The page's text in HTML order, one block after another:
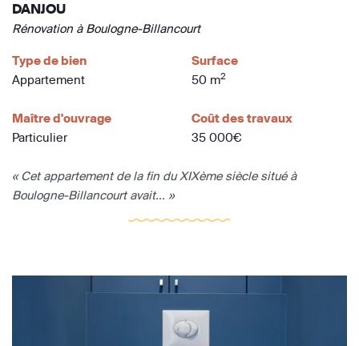
DANJOU
Rénovation à Boulogne-Billancourt
Type de bien
Appartement
Surface
50 m2
Maître d'ouvrage
Particulier
Coût des travaux
35 000€
« Cet appartement de la fin du XIXème siècle situé à
Boulogne-Billancourt avait... »